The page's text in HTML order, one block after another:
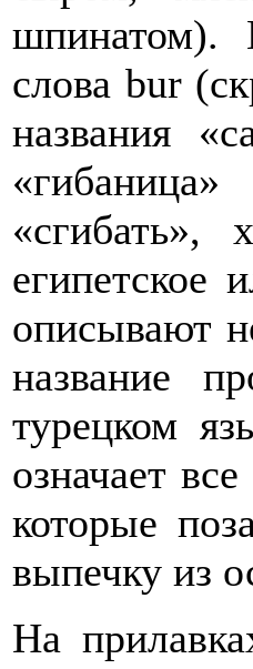
шпинатом).
слова bur
названия
«сгибать»,
египетское
описывают
название
турецком
означает
которые
выпечку из
На